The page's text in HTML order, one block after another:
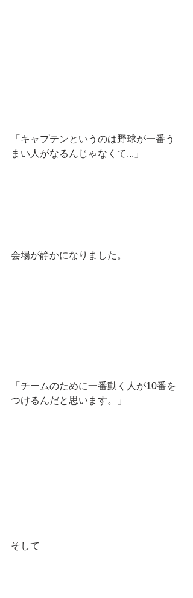
「キャプテンというのは野球が一番う
まい人がなるんじゃなくて...」
会場が静かになりました。
「チームのために一番動く人が10番を
つけるんだと思います。」
そして